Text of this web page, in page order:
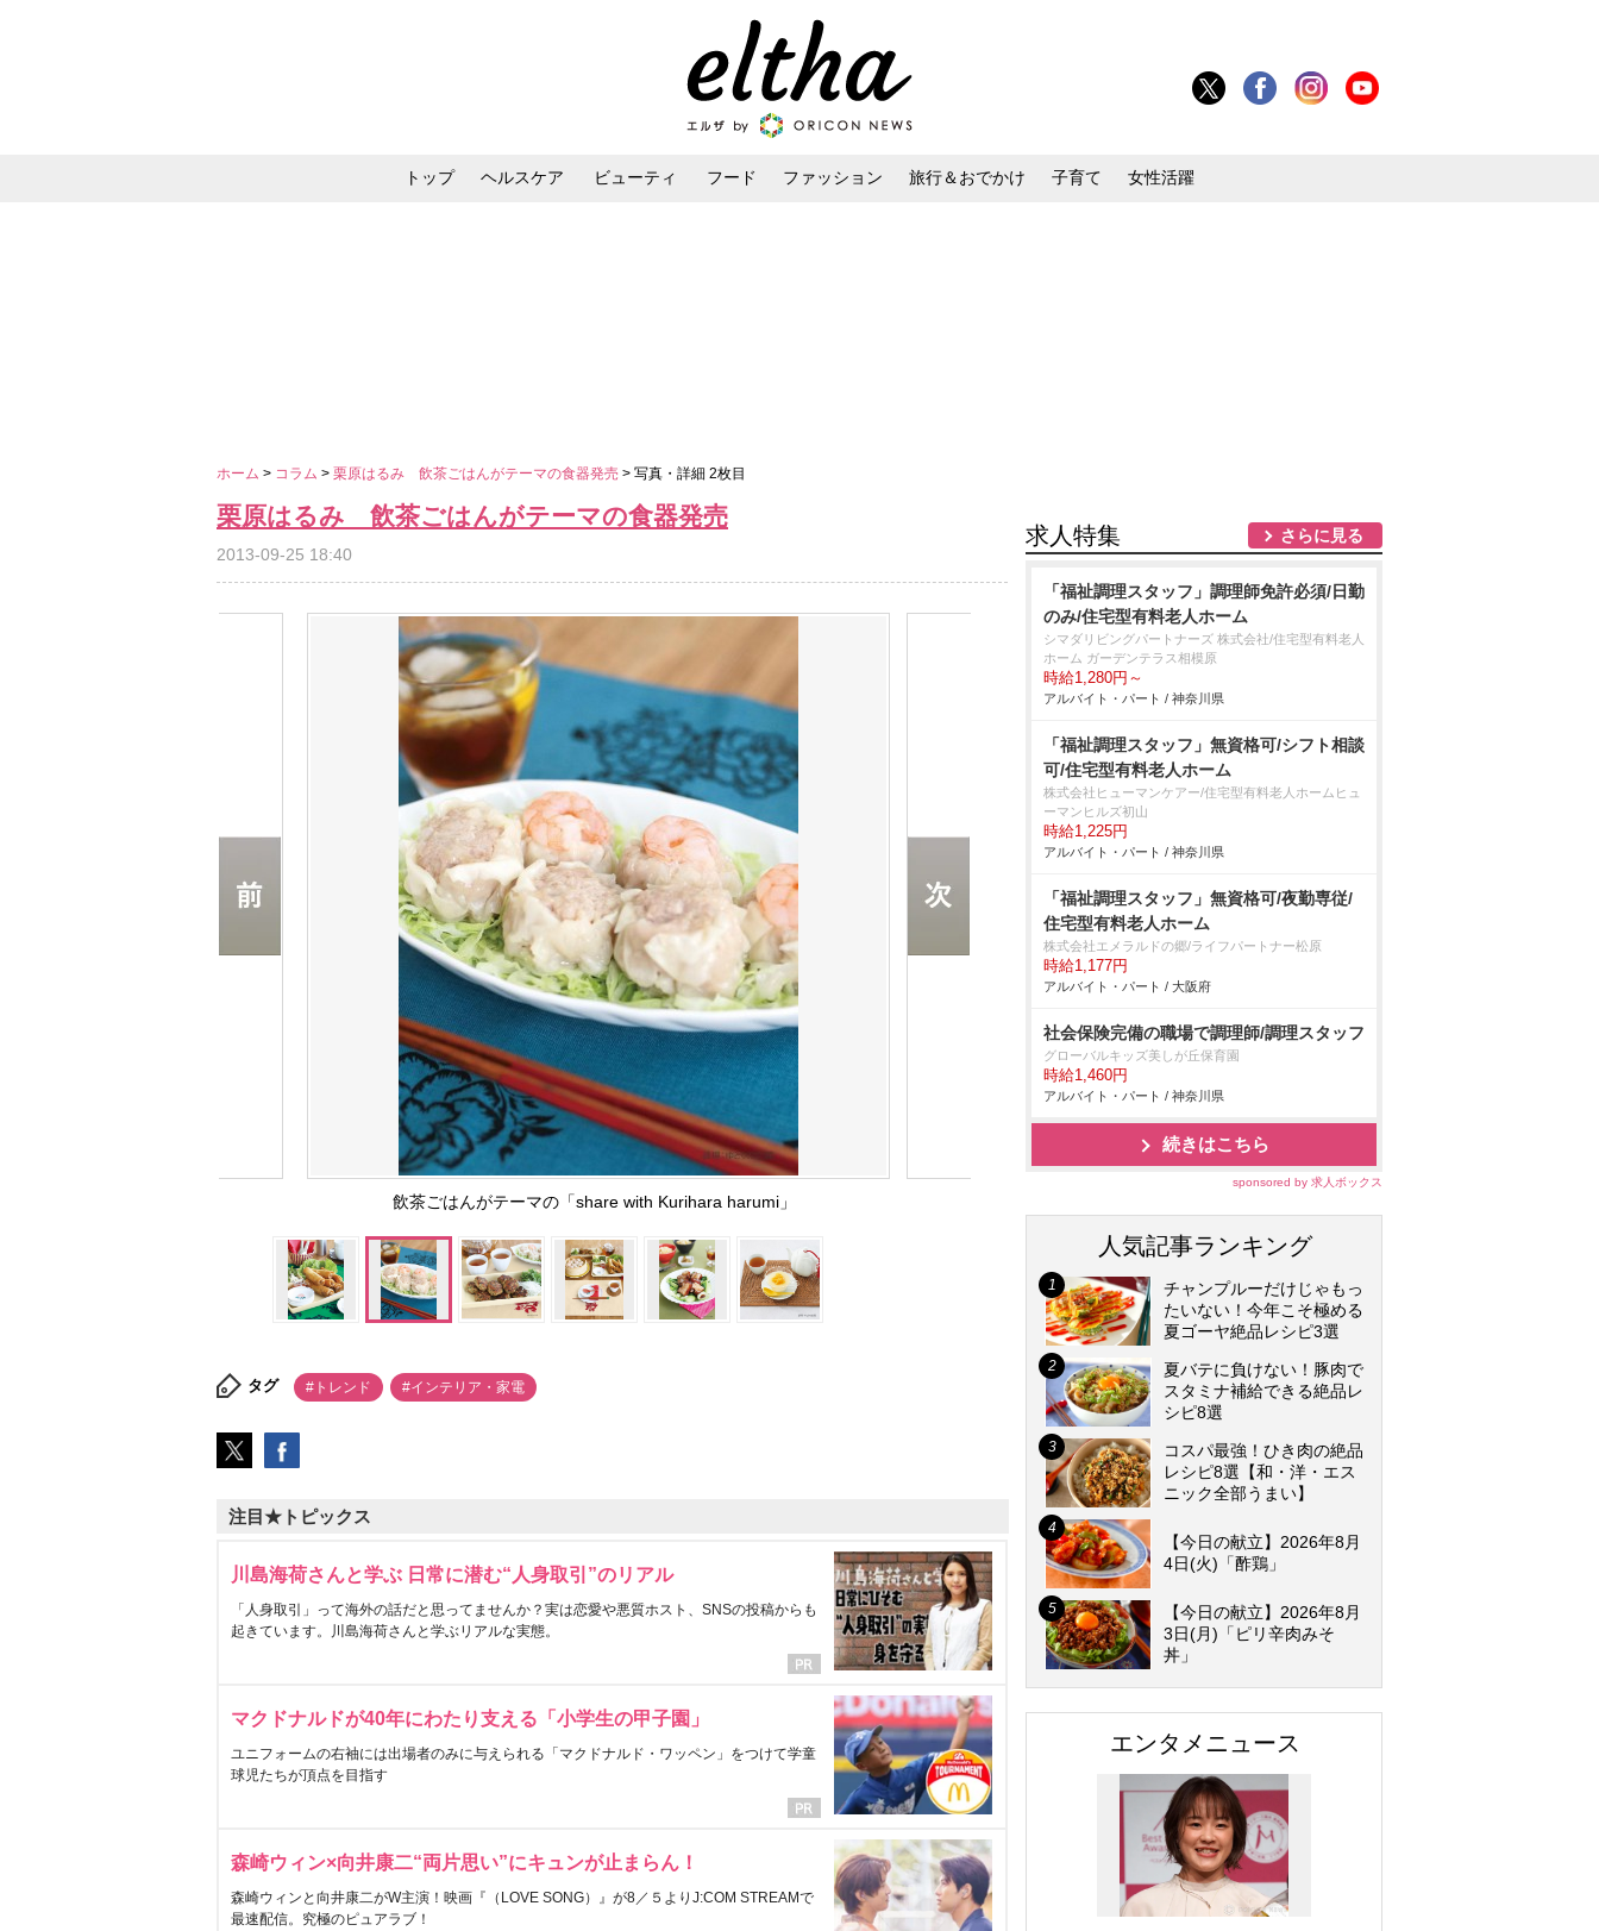
トップ ヘルスケア ビューティ フード ファッション 旅行＆おでかけ 子育て 女性活躍
ホーム > コラム > 栗原はるみ 飲茶ごはんがテーマの食器発売 > 写真・詳細 2枚目
栗原はるみ 飲茶ごはんがテーマの食器発売
2013-09-25 18:40
飲茶ごはんがテーマの「share with Kurihara harumi」
タグ #トレンド #インテリア・家電
注目★トピックス
川島海荷さんと学ぶ 日常に潜む“人身取引”のリアル
「人身取引」って海外の話だと思ってませんか？実は恋愛や悪質ホスト、SNSの投稿からも
起きています。川島海荷さんと学ぶリアルな実態。
マクドナルドが40年にわたり支える「小学生の甲子園」
ユニフォームの右袖には出場者のみに与えられる「マクドナルド・ワッペン」をつけて学童
球児たちが頂点を目指す
森崎ウィン×向井康二“両片思い”にキュンが止まらん！
森崎ウィンと向井康二がW主演！映画『（LOVE SONG）』が8／５よりJ:COM STREAMで
最速配信。究極のピュアラブ！
求人特集 さらに見る
「福祉調理スタッフ」調理師免許必須/日勤
のみ/住宅型有料老人ホーム
シマダリビングパートナーズ 株式会社/住宅型有料老人
ホーム ガーデンテラス相模原
時給1,280円～
アルバイト・パート / 神奈川県
「福祉調理スタッフ」無資格可/シフト相談
可/住宅型有料老人ホーム
株式会社ヒューマンケアー/住宅型有料老人ホームヒュ
ーマンヒルズ初山
時給1,225円
アルバイト・パート / 神奈川県
「福祉調理スタッフ」無資格可/夜勤専従/
住宅型有料老人ホーム
株式会社エメラルドの郷/ライフパートナー松原
時給1,177円
アルバイト・パート / 大阪府
社会保険完備の職場で調理師/調理スタッフ
グローバルキッズ美しが丘保育園
時給1,460円
アルバイト・パート / 神奈川県
続きはこちら
sponsored by 求人ボックス
人気記事ランキング
チャンプルーだけじゃもっ
たいない！今年こそ極める
夏ゴーヤ絶品レシピ3選
夏バテに負けない！豚肉で
スタミナ補給できる絶品レ
シピ8選
コスパ最強！ひき肉の絶品
レシピ8選【和・洋・エス
ニック全部うまい】
【今日の献立】2026年8月
4日(火)「酢鶏」
【今日の献立】2026年8月
3日(月)「ピリ辛肉みそ
丼」
エンタメニュース